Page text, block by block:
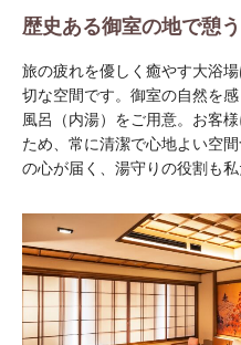
歴史ある御室の地で憩
旅の疲れを優しく癒やす大浴
切な空間です。御室の自然を
風呂（内湯）をご用意。お客
ため、常に清潔で心地よい空
の心が届く、湯守りの役割も私